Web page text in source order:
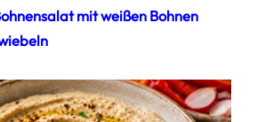
mit weißen Bohnen